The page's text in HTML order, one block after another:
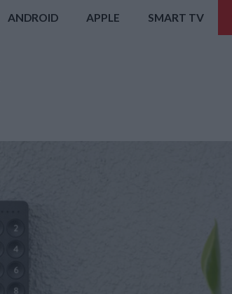
ANDROID APPLE SMART TV